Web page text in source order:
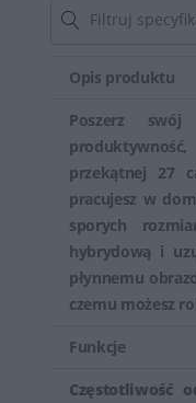
technologie
komfortową pracę
HP oferuje także
zastosowań, takie
projektowania,
profesjonalnych,
szeroki zakres
odświeżania czy
domowych, jak i
różnorodność,
Opis produktu
Poszerz
przekątnej 27
pracujesz w
sporych
hybrydową i
płynnemu
czemu możesz
Funkcje
Częstotliwość